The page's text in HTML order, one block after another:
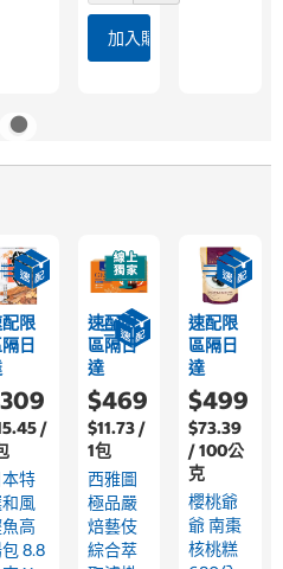
加入購物車
限
日
/
本特
風
高
8.8
速配限
區隔日
達
$469
$11.73 /
1包
西雅圖
極品嚴
焙藝伎
綜合萃
速配限
區隔日
達
$499
$73.39
/ 100公
克
櫻桃爺
爺 南棗
核桃糕